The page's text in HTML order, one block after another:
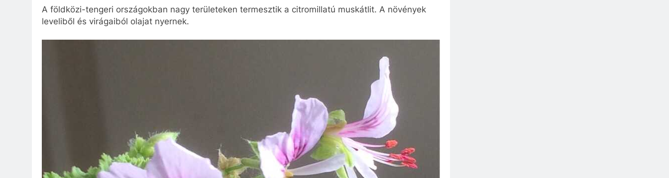
A földközi-tengeri országokban nagy területeken termesztik a citromillatú muskátlit. A növények
leveliből és virágaiból olajat nyernek.